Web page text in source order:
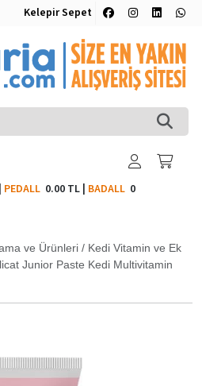
Kelepir Sepet
PEDALL 0.00 TL| BADALL0
ve Ürünleri / Kedi Vitamin ve Ek
Junior Paste Kedi Multivitamin